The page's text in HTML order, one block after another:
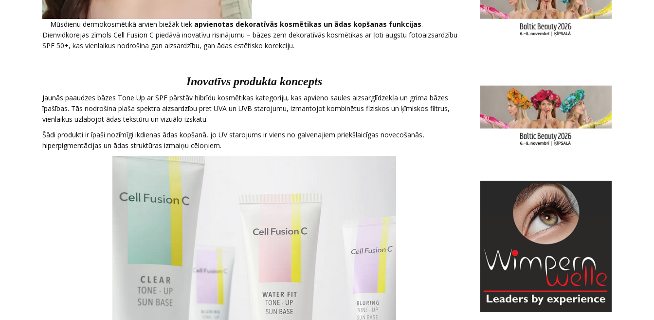
Mūsdienu dermokosmētikā arvien biežāk tiek apvienotas dekoratīvās kosmētikas un ādas kopšanas funkcijas.
Dienvidkorejas zīmols Cell Fusion C piedāvā inovatīvu risinājumu – bāzes zem dekoratīvās kosmētikas ar ļoti augstu fotoaizsardzību
SPF 50+, kas vienlaikus nodrošina gan aizsardzību, gan ādas estētisko korekciju.
Inovatīvs produkta koncepts
Jaunās paaudzes bāzes Tone Up ar SPF pārstāv hibrīdu kosmētikas kategoriju, kas apvieno saules aizsarglīdzekļa un grima bāzes
īpašības. Tās nodrošina plaša spektra aizsardzību pret UVA un UVB starojumu, izmantojot kombinētus fiziskos un ķīmiskos filtrus,
vienlaikus uzlabojot ādas tekstūru un vizuālo izskatu.
Šādi produkti ir īpaši nozīmīgi ikdienas ādas kopšanā, jo UV starojums ir viens no galvenajiem priekšlaicīgas novecošanās,
hiperpigmentācijas un ādas struktūras izmaiņu cēloņiem.